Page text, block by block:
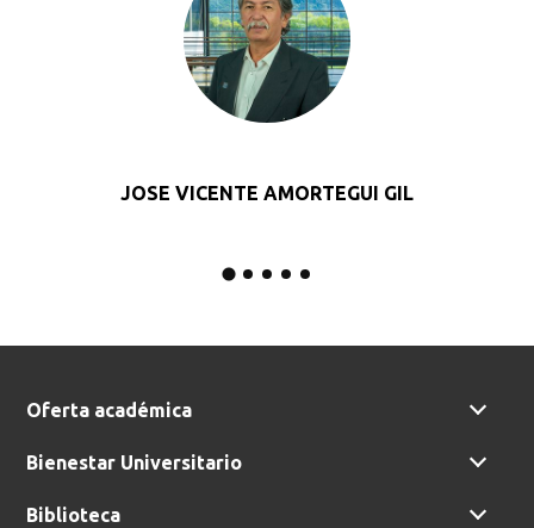
JOSE VICENTE AMORTEGUI GIL
Oferta académica
Bienestar Universitario
Biblioteca